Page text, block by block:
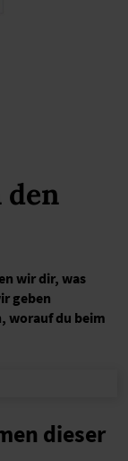
den
wir dir, was
geben
worauf du beim
dieser